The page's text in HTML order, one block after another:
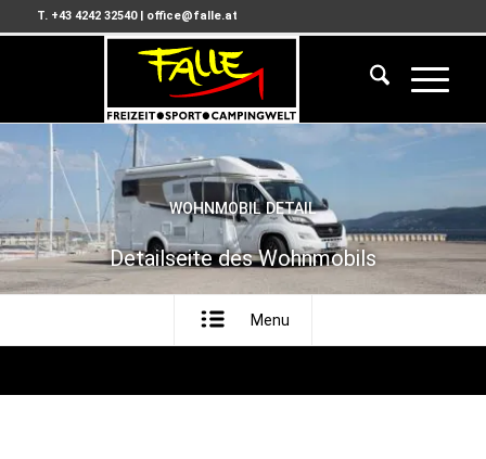
T. +43 4242 32540| office@falle.at
WOHNMOBIL DETAIL
Detailseite des Wohnmobils
Menu